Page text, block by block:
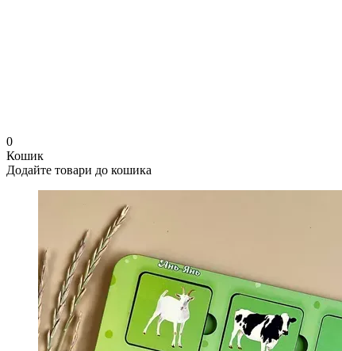
0
Кошик
Додайте товари до кошика